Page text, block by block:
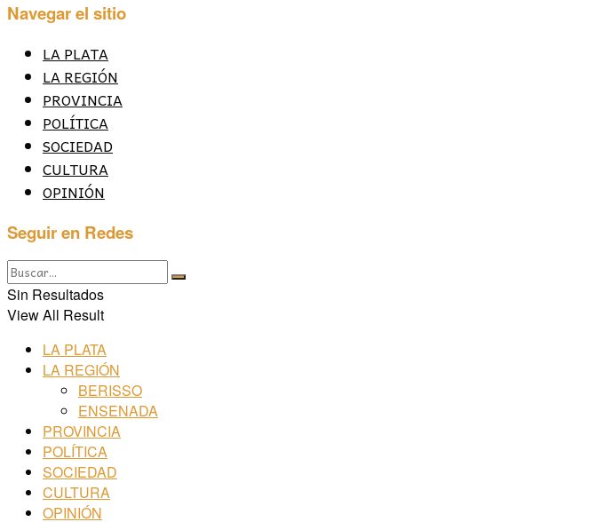
Navegar el sitio
LA PLATA
LA REGIÓN
PROVINCIA
POLÍTICA
SOCIEDAD
CULTURA
OPINIÓN
Seguir en Redes
Sin Resultados
View All Result
LA PLATA
LA REGIÓN
BERISSO
ENSENADA
PROVINCIA
POLÍTICA
SOCIEDAD
CULTURA
OPINIÓN